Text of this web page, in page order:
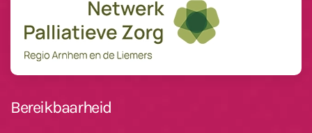
Bereikbaarheid